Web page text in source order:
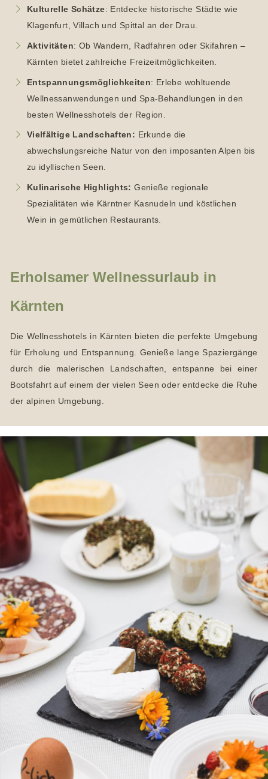
Kulturelle Schätze: Entdecke historische Städte wie
Klagenfurt, Villach und Spittal an der Drau.
Aktivitäten: Ob Wandern, Radfahren oder Skifahren –
Kärnten bietet zahlreiche Freizeitmöglichkeiten.
Entspannungsmöglichkeiten: Erlebe wohltuende
Wellnessanwendungen und Spa-Behandlungen in den
besten Wellnesshotels der Region.
Vielfältige Landschaften: Erkunde die
abwechslungsreiche Natur von den imposanten Alpen bis
zu idyllischen Seen.
Kulinarische Highlights: Genieße regionale
Spezialitäten wie Kärntner Kasnudeln und köstlichen
Wein in gemütlichen Restaurants.
Erholsamer Wellnessurlaub in
Kärnten
Die Wellnesshotels in Kärnten bieten die perfekte Umgebung
für Erholung und Entspannung. Genieße lange Spaziergänge
durch die malerischen Landschaften, entspanne bei einer
Bootsfahrt auf einem der vielen Seen oder entdecke die Ruhe
der alpinen Umgebung.